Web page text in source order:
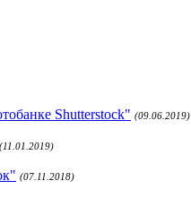
Shutterstock" (09.06.2019)
(11.01.2019)
(07.11.2018)